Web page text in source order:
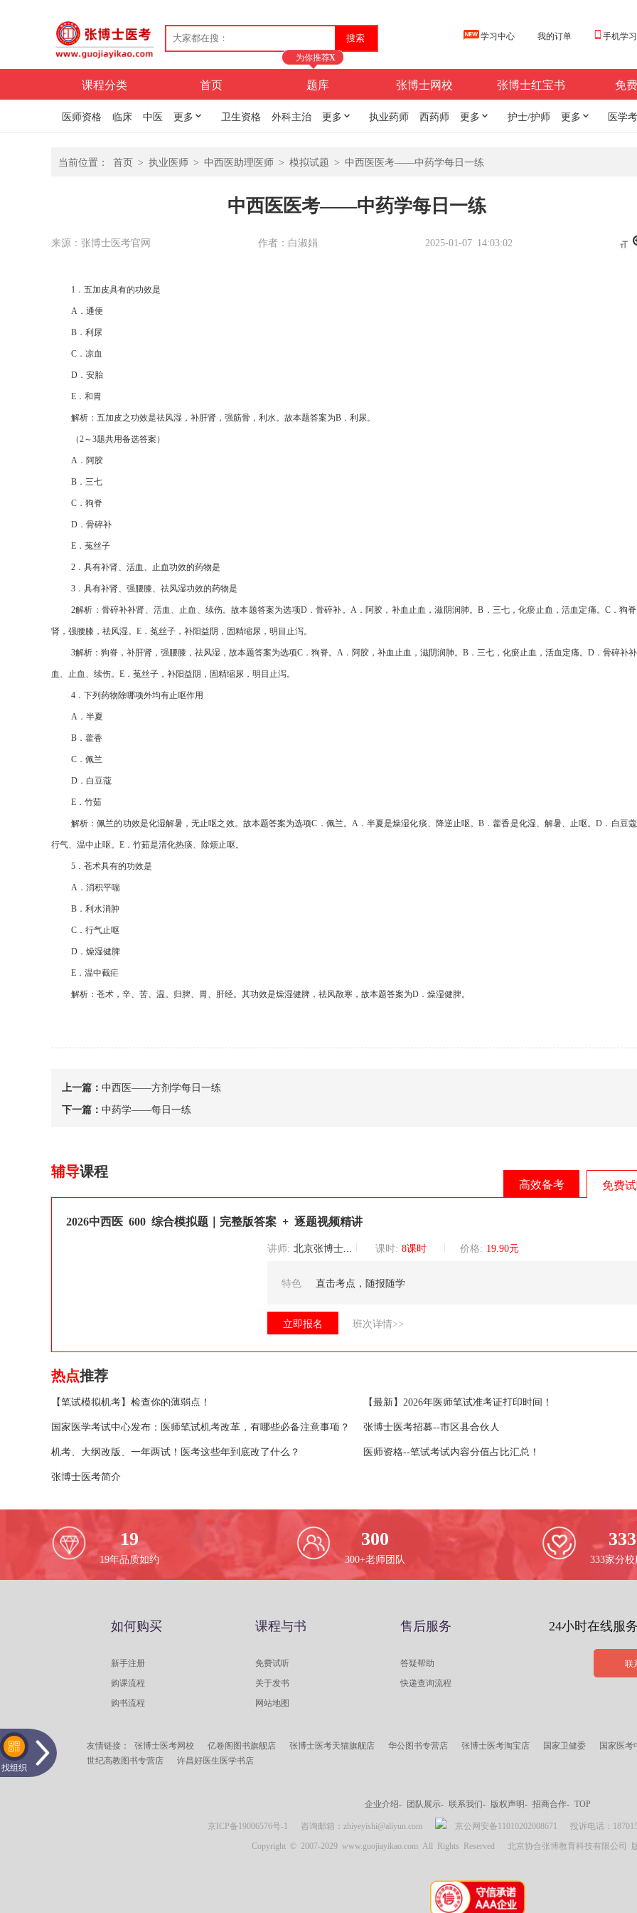
学习中心 我的订单 手机学
课程分类 首页 题库
为你推荐X
张博士网校 张博士红宝书 免
医师资格 临床 中医 更多 卫生资格 外科主治 更多  执业药师 西药师 更多  护士/护师 更多  医学
当前位置： 首页 > 执业医师 > 中西医助理医师 > 模拟试题 > 中西医医考——中药学每日一练
中西医医考——中药学每日一练
来源：张博士医考官网 作者：白淑娟 2025-01-07 14:03:02 
1 ．五加皮具有的功效是
A ．通便
B ．利尿
C ．凉血
D ．安胎
E ．和胃
解析：五加皮之功效是祛风湿，补肝肾，强筋骨，利水。故本题答案为B ．利尿。
（2～3题共用备选答案）
A ．阿胶
B ．三七
C ．狗脊
D ．骨碎补
E ．菟丝子
2 ．具有补肾、活血、止血功效的药物是
3 ．具有补肾、强腰膝、祛风湿功效的药物是
2解析：骨碎补补肾、活血、止血、续伤。故本题答案为选项D．骨碎补。 A．阿胶，补血止血，滋阴润肺。B ．三七，化瘀止血，活血定痛。 C．狗
肾，强腰膝，祛风湿。 E ．菟丝子，补阳益阴，固精缩尿，明目止泻。
3解析：狗脊，补肝肾，强腰膝，祛风湿，故本题答案为选项C ．狗脊。 A ．阿胶，补血止血，滋阴润肺。 B ．三七，化瘀止血，活血定痛。 D ．骨碎补
血、止血、续伤。 E ．菟丝子，补阳益阴，固精缩尿，明目止泻。
4 ．下列药物除哪项外均有止呕作用
A ．半夏
B ．藿香
C ．佩兰
D ．白豆蔻
E ．竹茹
解析：佩兰的功效是化湿解暑，无止呕之效。故本题答案为选项C ．佩兰。 A．半夏是燥湿化痰、降逆止呕。B ．藿香是化湿、解暑、止呕。D ．白豆
行气、温中止呕。 E ．竹茹是清化热痰、除烦止呕。
5 ．苍术具有的功效是
A ．消积平喘
B ．利水消肿
C ．行气止呕
D ．燥湿健脾
E ．温中截疟
解析：苍术，辛、苦、温。归脾、胃、肝经。其功效是燥湿健脾，祛风散寒，故本题答案为D ．燥湿健脾。
上一篇： 中西医——方剂学每日一练
下一篇： 中药学——每日一练
辅导课程
高效备考 免费
2026中西医 600 综合模拟题｜完整版答案 + 逐题视频精讲
讲师: 北京张博士医考巡讲团核心讲师 课时: 8课时 价格: 19.90元
特色 直击考点，随报随学
立即报名 班次详情>>
热点推荐
【笔试模拟机考】检查你的薄弱点！ 【最新】2026年医师笔试准考证打印时间！
国家医学考试中心发布：医师笔试机考改革，有哪些必备注意事项？ 张博士医考招募--市区县合伙人
机考、大纲改版、一年两试！医考这些年到底改了什么？ 医师资格--笔试考试内容分值占比汇总！
张博士医考简介
19
19年品质如约
300
300+老师团队
333
333家分
如何购买
新手注册
购课流程
购书流程
课程与书
免费试听
关于发书
网站地图
售后服务
答疑帮助
快递查询流程
24小时在线服
联
友情链接： 张博士医考网校 亿卷阁图书旗舰店 张博士医考天猫旗舰店 华公图书专营店 张博士医考淘宝店 国家卫健委
国家医考
世纪高教图书专营店
许昌好医生医学书店
企业介绍- 团队展示- 联系我们- 版权声明- 招商合作- TOP
京ICP备19006576号-1 咨询邮箱：zhiyeyishi@aliyun.com 京公网安备11010202008671 投诉电话：
Copyright © 2007-2029 www.guojiayikao.com All Rights Reserved 北京协合张博教育科技有限公司
找组织